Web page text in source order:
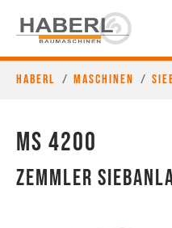
Haberl Maschinen
MS 4200
Zemmler